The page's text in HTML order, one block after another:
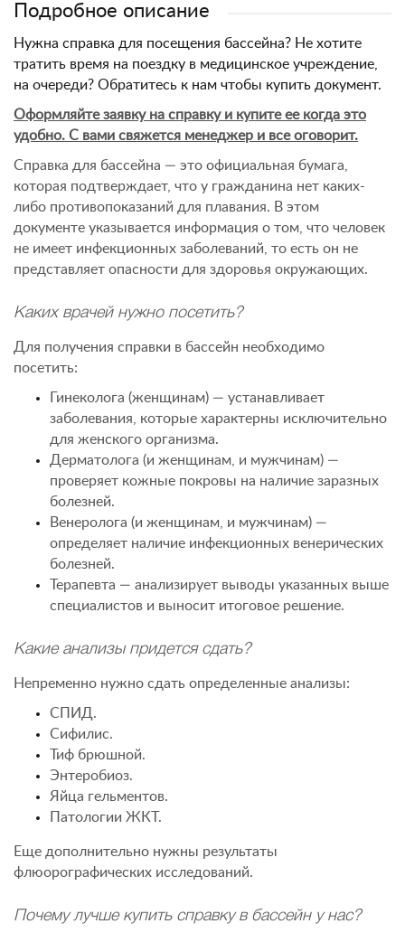
Подробное описание
Нужна справка для посещения бассейна? Не хотите
тратить время на поездку в медицинское учреждение,
на очереди? Обратитесь к нам чтобы купить документ.
Оформляйте заявку на справку и купите ее когда это
удобно. С вами свяжется менеджер и все оговорит.
Справка для бассейна — это официальная бумага,
которая подтверждает, что у гражданина нет каких-
либо противопоказаний для плавания. В этом
документе указывается информация о том, что человек
не имеет инфекционных заболеваний, то есть он не
представляет опасности для здоровья окружающих.
Каких врачей нужно посетить?
Для получения справки в бассейн необходимо
посетить:
Гинеколога (женщинам) — устанавливает
заболевания, которые характерны исключительно
для женского организма.
Дерматолога (и женщинам, и мужчинам) —
проверяет кожные покровы на наличие заразных
болезней.
Венеролога (и женщинам, и мужчинам) —
определяет наличие инфекционных венерических
болезней.
Терапевта — анализирует выводы указанных выше
специалистов и выносит итоговое решение.
Какие анализы придется сдать?
Непременно нужно сдать определенные анализы:
СПИД.
Сифилис.
Тиф брюшной.
Энтеробиоз.
Яйца гельментов.
Патологии ЖКТ.
Еще дополнительно нужны результаты
флюорографических исследований.
Почему лучше купить справку в бассейн у нас?